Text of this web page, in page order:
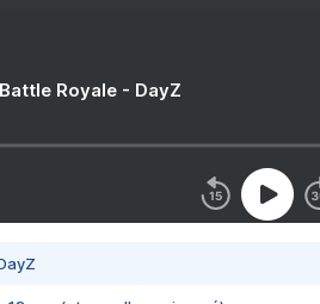
Royale - DayZ